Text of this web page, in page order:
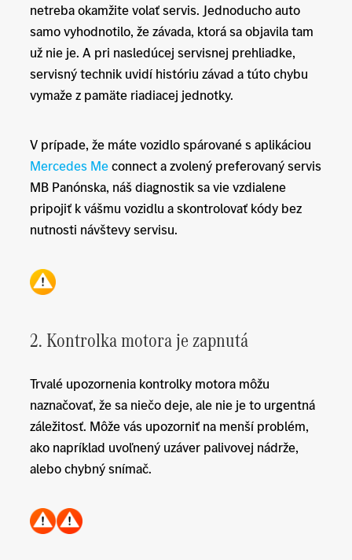
netreba okamžite volať servis. Jednoducho auto
samo vyhodnotilo, že závada, ktorá sa objavila tam
už nie je. A pri nasledúcej servisnej prehliadke,
servisný technik uvidí históriu závad a túto chybu
vymaže z pamäte riadiacej jednotky.
V prípade, že máte vozidlo spárované s aplikáciou
Mercedes Meconnect a zvolený preferovaný servis
MB Panónska, náš diagnostik sa vie vzdialene
pripojiť k vášmu vozidlu a skontrolovať kódy bez
nutnosti návštevy servisu.
2. Kontrolka motora je zapnutá
Trvalé upozornenia kontrolky motora môžu
naznačovať, že sa niečo deje, ale nie je to urgentná
záležitosť. Môže vás upozorniť na menší problém,
ako napríklad uvoľnený uzáver palivovej nádrže,
alebo chybný snímač.